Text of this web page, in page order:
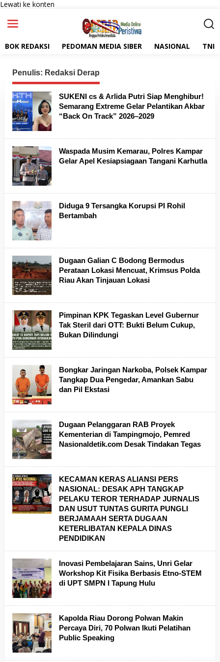
Lewati ke konten
BOK REDAKSI PEDOMAN MEDIA SIBER NASIONAL TNI
Penulis: Redaksi Derap
SUKENI cs & Arlida Putri Siap Menghibur!
Semarang Extreme Gelar Pelantikan Akbar
“Back On Track” 2026–2029
Waspada Musim Kemarau, Polres Kampar
Gelar Apel Kesiapsiagaan Tangani Karhutla
Diduga 9 Tersangka Korupsi PI Rohil
Bertambah
Dugaan Galian C Bodong Bermodus
Perataan Lokasi Mencuat, Krimsus Polda
Riau Akan Tinjauan Lokasi
Pimpinan KPK Tegaskan Level Gubernur
Tak Steril dari OTT: Bukti Belum Cukup,
Bukan Dilindungi
Bongkar Jaringan Narkoba, Polsek Kampar
Tangkap Dua Pengedar, Amankan Sabu
dan Pil Ekstasi
Dugaan Pelanggaran RAB Proyek
Kementerian di Tampingmojo, Pemred
Nasionaldetik.com Desak Tindakan Tegas
KECAMAN KERAS ALIANSI PERS
NASIONAL: DESAK APH TANGKAP
PELAKU TEROR TERHADAP JURNALIS
DAN USUT TUNTAS GURITA PUNGLI
BERJAMAAH SERTA DUGAAN
KETERLIBATAN KEPALA DINAS
PENDIDIKAN
Inovasi Pembelajaran Sains, Unri Gelar
Workshop Kit Fisika Berbasis Etno-STEM
di UPT SMPN I Tapung Hulu
Kapolda Riau Dorong Polwan Makin
Percaya Diri, 70 Polwan Ikuti Pelatihan
Public Speaking